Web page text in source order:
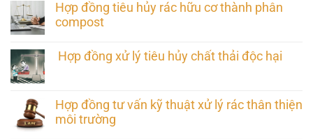
Hợp đồng tiêu hủy rác hữu cơ thành phân
compost
Hợp đồng xử lý tiêu hủy chất thải độc hại
Hợp đồng tư vấn kỹ thuật xử lý rác thân thiện
môi trường